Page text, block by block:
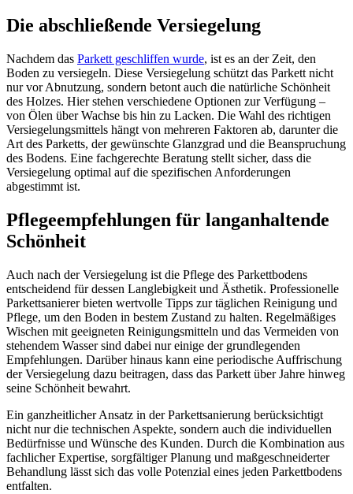
Die abschließende Versiegelung
Nachdem das Parkett geschliffen wurde, ist es an der Zeit, den
Boden zu versiegeln. Diese Versiegelung schützt das Parkett nicht
nur vor Abnutzung, sondern betont auch die natürliche Schönheit
des Holzes. Hier stehen verschiedene Optionen zur Verfügung –
von Ölen über Wachse bis hin zu Lacken. Die Wahl des richtigen
Versiegelungsmittels hängt von mehreren Faktoren ab, darunter die
Art des Parketts, der gewünschte Glanzgrad und die Beanspruchung
des Bodens. Eine fachgerechte Beratung stellt sicher, dass die
Versiegelung optimal auf die spezifischen Anforderungen
abgestimmt ist.
Pflegeempfehlungen für langanhaltende
Schönheit
Auch nach der Versiegelung ist die Pflege des Parkettbodens
entscheidend für dessen Langlebigkeit und Ästhetik. Professionelle
Parkettsanierer bieten wertvolle Tipps zur täglichen Reinigung und
Pflege, um den Boden in bestem Zustand zu halten. Regelmäßiges
Wischen mit geeigneten Reinigungsmitteln und das Vermeiden von
stehendem Wasser sind dabei nur einige der grundlegenden
Empfehlungen. Darüber hinaus kann eine periodische Auffrischung
der Versiegelung dazu beitragen, dass das Parkett über Jahre hinweg
seine Schönheit bewahrt.
Ein ganzheitlicher Ansatz in der Parkettsanierung berücksichtigt
nicht nur die technischen Aspekte, sondern auch die individuellen
Bedürfnisse und Wünsche des Kunden. Durch die Kombination aus
fachlicher Expertise, sorgfältiger Planung und maßgeschneiderter
Behandlung lässt sich das volle Potenzial eines jeden Parkettbodens
entfalten.